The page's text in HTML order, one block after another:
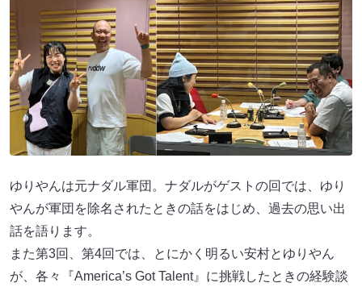
ゆりやんは元ナダル軍団。ナダルがゲストの回では、ゆり
やんが軍団を除名されたときの話をはじめ、過去の思い出
話を語ります。
また第3回、第4回では、とにかく明るい安村とゆりやん
が、各々『America’s Got Talent』に挑戦したときの経験談